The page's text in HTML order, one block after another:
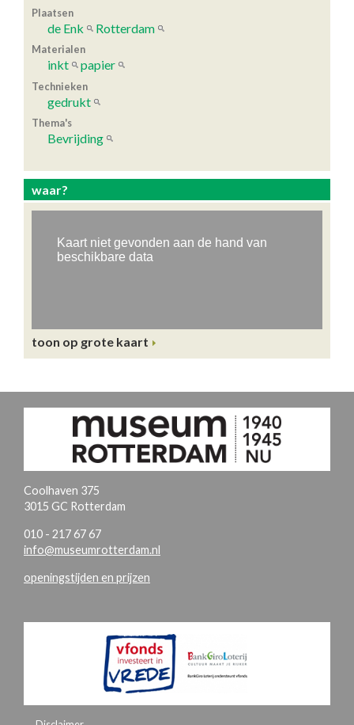
Plaatsen
de Enk Rotterdam
Materialen
inkt papier
Technieken
gedrukt
Thema's
Bevrijding
waar?
toon op grote kaart
Coolhaven 375
3015 GC Rotterdam
010 - 217 67 67
info@museumrotterdam.nl
openingstijden en prijzen